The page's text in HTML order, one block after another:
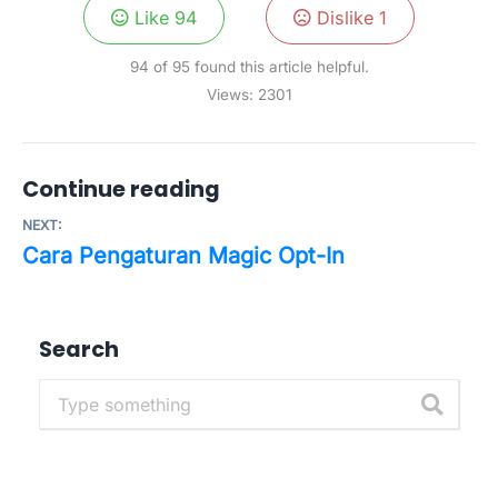
Like 94 Dislike 1
94 of 95 found this article helpful.
Views: 2301
Continue reading
NEXT:
Cara Pengaturan Magic Opt-In
Search